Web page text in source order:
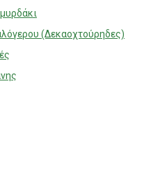
(Δεκαοχτούρηδες)